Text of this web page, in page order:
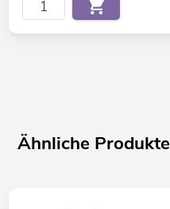
Ähnliche Produkte